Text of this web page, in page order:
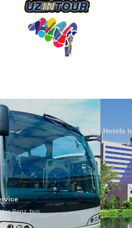
Hotels in Uzbekistan
We have all hotels in Uzbekistan